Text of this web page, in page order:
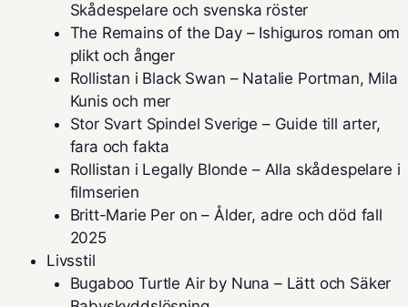
Skådespelare och svenska röster
The Remains of the Day – Ishiguros roman om
plikt och ånger
Rollistan i Black Swan – Natalie Portman, Mila
Kunis och mer
Stor Svart Spindel Sverige – Guide till arter,
fara och fakta
Rollistan i Legally Blonde – Alla skådespelare i
filmserien
Britt-Marie Per on – Ålder, adre och död fall
2025
Livsstil
Bugaboo Turtle Air by Nuna – Lätt och Säker